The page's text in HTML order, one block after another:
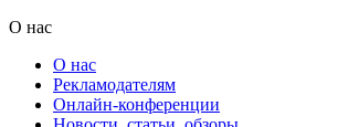
О нас
О нас
Рекламодателям
Онлайн-конференции